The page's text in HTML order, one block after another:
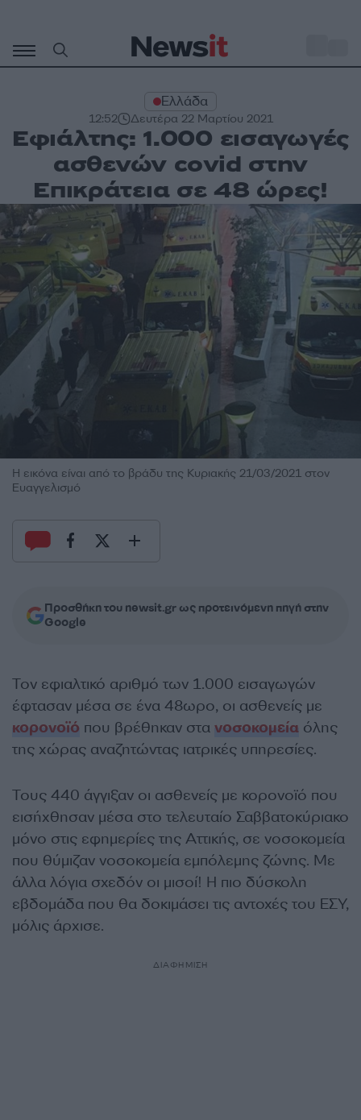
περιεχόμενο
Ελλάδα
12:52 Δευτέρα 22 Μαρτίου 2021
Εφιάλτης: 1.000 εισαγωγές
ασθενών covid στην
Επικράτεια σε 48 ώρες!
Η εικόνα είναι από το βράδυ της Κυριακής 21/03/2021 στον
Ευαγγελισμό
Προσθήκη του newsit.gr ως προτεινόμενη πηγή στην
Google
Τον εφιαλτικό αριθμό των 1.000 εισαγωγών
έφτασαν μέσα σε ένα 48ωρο, οι ασθενείς με
κορονοϊό που βρέθηκαν στα νοσοκομεία όλης
της χώρας αναζητώντας ιατρικές υπηρεσίες.
Τους 440 άγγιξαν οι ασθενείς με κορονοϊό που
εισήχθησαν μέσα στο τελευταίο Σαββατοκύριακο
μόνο στις εφημερίες της Αττικής, σε νοσοκομεία
που θύμιζαν νοσοκομεία εμπόλεμης ζώνης. Με
άλλα λόγια σχεδόν οι μισοί! Η πιο δύσκολη
εβδομάδα που θα δοκιμάσει τις αντοχές του ΕΣΥ,
μόλις άρχισε.
ΔΙΑΦΗΜΙΣΗ